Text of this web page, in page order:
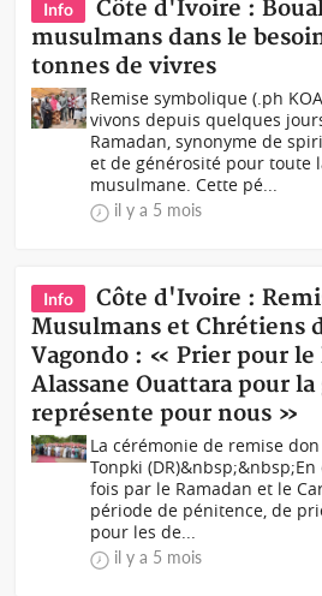
Info
Côte d'Ivoire :
musulmans dans le
tonnes de vivres
Remise symbolique (.ph
vivons depuis quelques
Ramadan, synonyme de
et de générosité pour toute
musulmane. Cette pé...
il y a 5 mois
Info
Côte d'Ivoire :
Musulmans et Chrétiens
Vagondo : « Prier pour le
Alassane Ouattara pour
représente pour nous »
La cérémonie de remise
Tonpki
fois par le Ramadan et le
période de pénitence, de
pour les de...
il y a 5 mois